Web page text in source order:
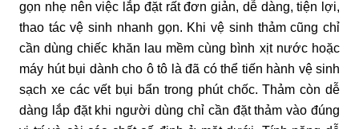
gọn nhẹ nên việc lắp đặt rất đơn giản, dễ dàng, tiện lợi,
thao tác vệ sinh nhanh gọn. Khi vệ sinh thảm cũng chỉ
cần dùng chiếc khăn lau mềm cùng bình xịt nước hoặc
máy hút bụi dành cho ô tô là đã có thể tiến hành vệ sinh
sạch xe các vết bụi bẩn trong phút chốc. Thảm còn dễ
dàng lắp đặt khi người dùng chỉ cần đặt thảm vào đúng